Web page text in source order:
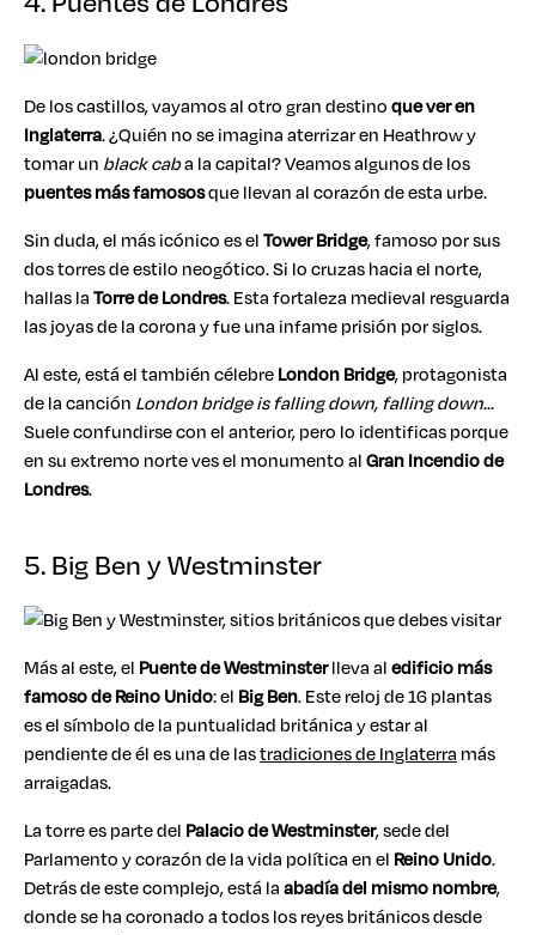
De los castillos, vayamos al otro gran destinoque ver en
Inglaterra. ¿Quién no se imagina aterrizar en Heathrow y
tomar un black caba la capital? Veamos algunos de los
puentes más famososque llevan al corazón de esta urbe.
Sin duda, el más icónico es elTower Bridge, famoso por sus
dos torres de estilo neogótico. Si lo cruzas hacia el norte,
hallas laTorre de Londres. Esta fortaleza medieval resguarda
las joyas de la corona y fue una infame prisión por siglos.
Al este, está el también célebreLondon Bridge, protagonista
de la canción London bridge is falling down, falling down…
Suele confundirse con el anterior, pero lo identificas porque
en su extremo norte ves el monumento alGran Incendio de
Londres.
5. Big Ben y Westminster
Más al este, el Puente de Westminsterlleva aledificio más
famoso de Reino Unido: el Big Ben. Este reloj de 16 plantas
es el símbolo de la puntualidad británica y estar al
pendiente de él es una de lastradiciones de Inglaterra más
arraigadas.
La torre es parte del Palacio de Westminster, sede del
Parlamento y corazón de la vida política en el Reino Unido.
Detrás de este complejo, está laabadía del mismo nombre,
donde se ha coronado a todos los reyes británicos desde